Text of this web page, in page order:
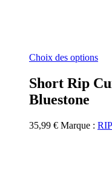
Choix des optionsCe
a
Short Rip
Bluestone
35,99 € Marque :